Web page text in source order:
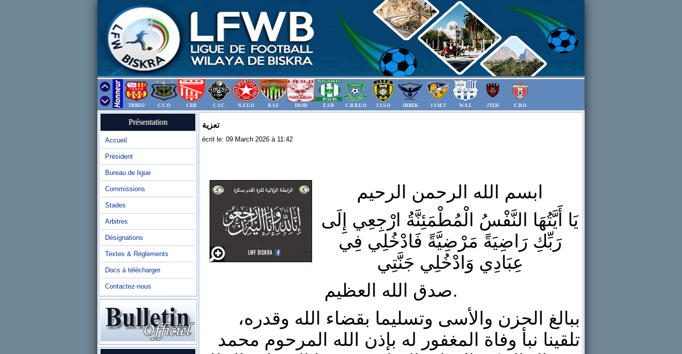
TRBEO C.C.O CRB C.S.C N.Z.E.O R.S.F IROD E.S.B C.R.B.E.O J.S.S.O IRBEK J.S.M.T W.A.L JTEH C.B.O
Présentation
Accueil
Président
Bureau de ligue
Commissions
Stades
Arbitres
Désignations
Textes & Réglements
Docs à télécharger
Contactez-nous
تعزية
écrit le: 09 March 2026 à 11:42
ابسم الله الرحمن الرحيم
يَا أَيَّتُهَا النَّفْسُ الْمُطْمَئِنَّةُ ارْجِعِي إِلَى
رَبِّكِ رَاضِيَةً مَرْضِيَّةً فَادْخُلِي فِي
عِبَادِي وَادْخُلِي جَنَّتِي
صدق الله العظيم.
ببالغ الحزن والأسى وتسليما بقضاء الله وقدره،
تلقينا نبأ وفاة المغفور له بإذن الله المرحوم محمد